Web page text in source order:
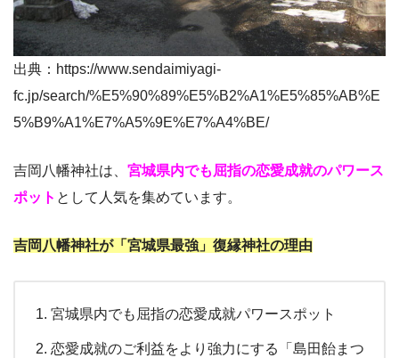
出典：https://www.sendaimiyagi-
fc.jp/search/%E5%90%89%E5%B2%A1%E5%85%AB%E
5%B9%A1%E7%A5%9E%E7%A4%BE/
吉岡八幡神社は、 宮城県内でも屈指の恋愛成就のパワース
ポット として人気を集めています。
吉岡八幡神社が「宮城県最強」復縁神社の理由
宮城県内でも屈指の恋愛成就パワースポット
恋愛成就のご利益をより強力にする「島田飴まつ